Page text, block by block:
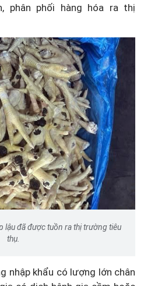
phân phối hàng hóa ra thị
lậu đã được tuồn ra thị trường tiêu
thụ.
nhập khẩu có lượng lớn chân